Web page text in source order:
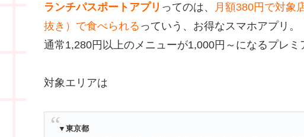
ランチパスポートアプリ ってのは、
月額380円で対象
抜き）で食べられる っていう、お得なスマホアプリ。
通常1,280円以上のメニューが1,000円～になるプレミ
対象エリアは
▼東京都